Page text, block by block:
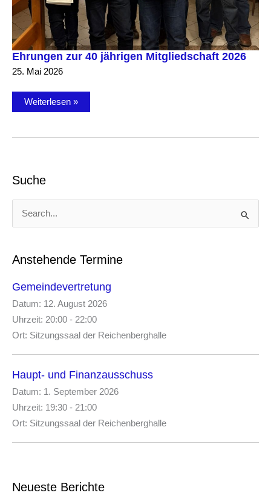
Ehrungen zur 40 jährigen Mitgliedschaft 2026
25. Mai 2026
Ehrungen
Mitgliedschaft
Weiterlesen »
Suche
c
e
n
c
h
:
Anstehende Termine
Gemeindevertretung
Datum: 12. August 2026
Uhrzeit: 20:00 - 22:00
Ort: Sitzungssaal der Reichenberghalle
Haupt- und Finanzausschuss
Datum: 1. September 2026
Uhrzeit: 19:30 - 21:00
Ort: Sitzungssaal der Reichenberghalle
Neueste Berichte